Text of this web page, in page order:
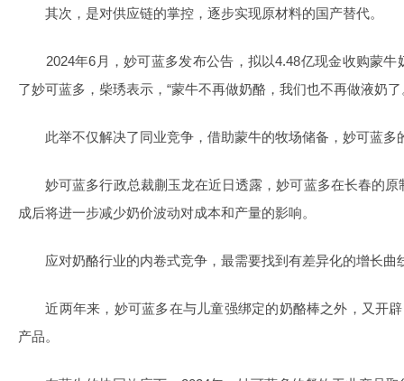
其次，是对供应链的掌控，逐步实现原材料的国产替代。
2024年6月，妙可蓝多发布公告，拟以4.48亿现金收购蒙牛
了妙可蓝多，柴琇表示，“蒙牛不再做奶酪，我们也不再做液奶了
此举不仅解决了同业竞争，借助蒙牛的牧场储备，妙可蓝多
妙可蓝多行政总裁蒯玉龙在近日透露，妙可蓝多在长春的原
成后将进一步减少奶价波动对成本和产量的影响。
应对奶酪行业的内卷式竞争，最需要找到有差异化的增长曲
近两年来，妙可蓝多在与儿童强绑定的奶酪棒之外，又开辟
产品。